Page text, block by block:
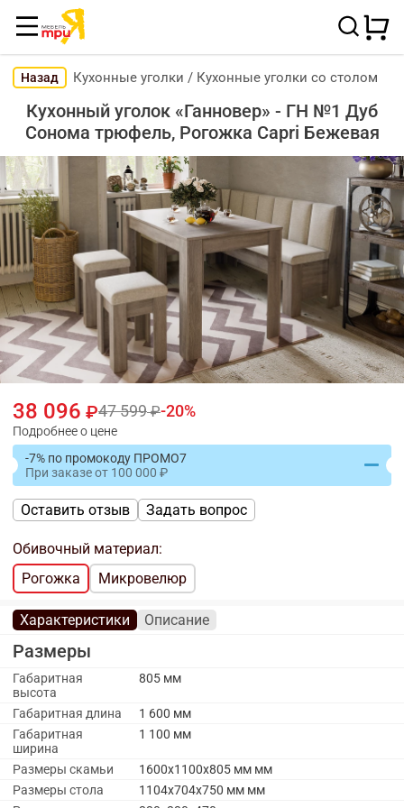
Назад Кухонные уголки / Кухонные уголки со столом
Кухонный уголок «Ганновер» - ГН №1 Дуб
Сонома трюфель, Рогожка Capri Бежевая
38 096 47 599 20
Подробнее о цене
-7% по промокоду ПРОМО7
При заказеот 100 000
Оставить отзыв Задать вопрос
Обивочный материал:
Рогожка
Микровелюр
Характеристики Описание
Размеры
Габаритная
высота
805 мм
Габаритная длина
1 600 мм
Габаритная
ширина
1 100 мм
Размеры скамьи
1600х1100х805 мм мм
Размеры стола
1104х704х750 мм мм